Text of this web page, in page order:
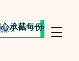
承截每份心意